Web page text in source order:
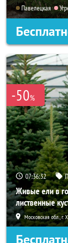
Павелецкая
-50%
07:36:30
Живые ели в
лиственные
Московская обл., г.